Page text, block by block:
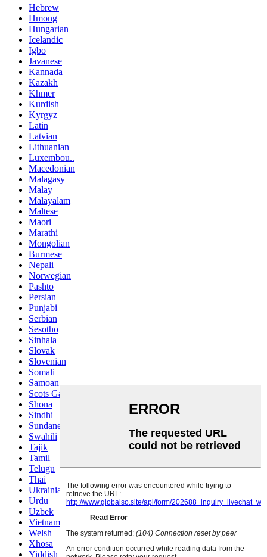
Hebrew
Hmong
Hungarian
Icelandic
Igbo
Javanese
Kannada
Kazakh
Khmer
Kurdish
Kyrgyz
Latin
Latvian
Lithuanian
Luxembou..
Macedonian
Malagasy
Malay
Malayalam
Maltese
Maori
Marathi
Mongolian
Burmese
Nepali
Norwegian
Pashto
Persian
Punjabi
Serbian
Sesotho
Sinhala
Slovak
Slovenian
Somali
Samoan
Scots Gaelic
Shona
Sindhi
Sundanese
Swahili
Tajik
Tamil
Telugu
Thai
Ukrainian
Urdu
Uzbek
Vietnamese
Welsh
Xhosa
Yiddish